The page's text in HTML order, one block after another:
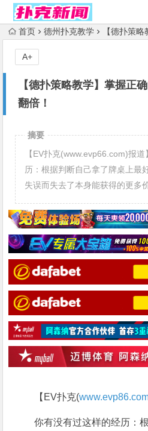
首页 德州扑克教学 【德扑策略教
【德扑策略教学】掌握正
翻倍！
A+
摘要
【EV扑克(www.evp66.com)报
历：根据判断自己拿了牌桌上最
失误而失去了本身能获得的更多
【EV扑克(
你有没有过这样的经历：